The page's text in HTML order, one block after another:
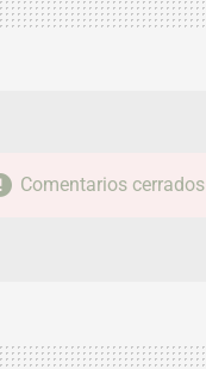
Comentarios cerrados